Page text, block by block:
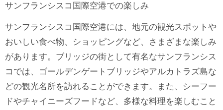
サンフランシスコ国際空港での楽しみ
サンフランシスコ国際空港には、地元の観光スポットや
おいしい食べ物、ショッピングなど、さまざまな楽しみ
があります。ブリッジの街として有名なサンフランシス
コでは、ゴールデンゲートブリッジやアルカトラズ島な
どの観光名所を訪れることができます。また、シーフー
ドやチャイニーズフードなど、多様な料理を楽しむこと